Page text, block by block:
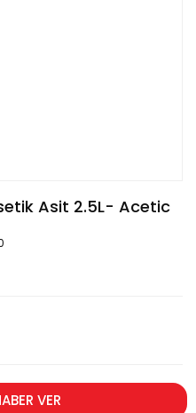
Asit 2.5L- Acetic
VER